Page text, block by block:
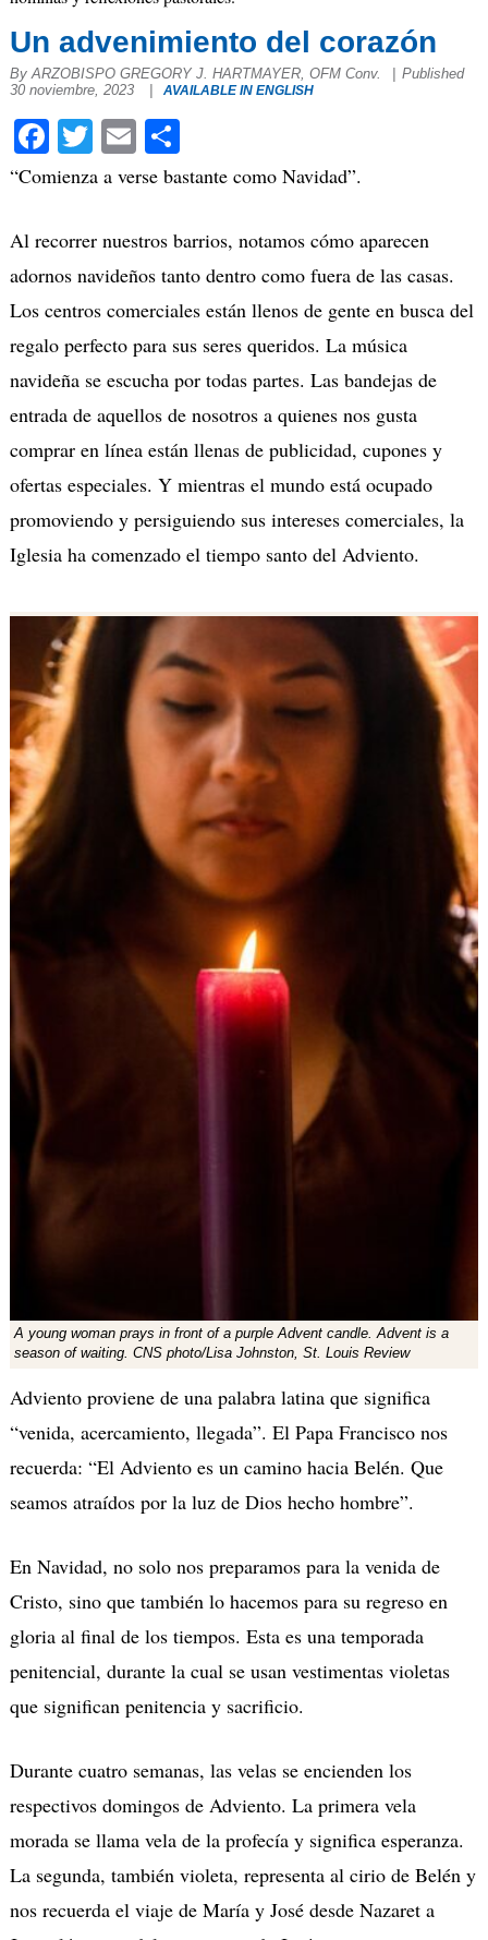
Un advenimiento del corazón
By ARZOBISPO GREGORY J. HARTMAYER, OFM Conv.
Published
30 noviembre, 2023
AVAILABLE IN ENGLISH
Facebook
Twitter
EmailCompartir
“Comienza a verse bastante como Navidad”.
Al recorrer nuestros barrios, notamos cómo aparecen
adornos navideños tanto dentro como fuera de las casas.
Los centros comerciales están llenos de gente en busca del
regalo perfecto para sus seres queridos. La música
navideña se escucha por todas partes. Las bandejas de
entrada de aquellos de nosotros a quienes nos gusta
comprar en línea están llenas de publicidad, cupones y
ofertas especiales. Y mientras el mundo está ocupado
promoviendo y persiguiendo sus intereses comerciales, la
Iglesia ha comenzado el tiempo santo del Adviento.
A young woman prays in front of a purple Advent candle. Advent is a
season of waiting. CNS photo/Lisa Johnston, St. Louis Review
Adviento proviene de una palabra latina que significa
“venida, acercamiento, llegada”. El Papa Francisco nos
recuerda: “El Adviento es un camino hacia Belén. Que
seamos atraídos por la luz de Dios hecho hombre”.
En Navidad, no solo nos preparamos para la venida de
Cristo, sino que también lo hacemos para su regreso en
gloria al final de los tiempos. Esta es una temporada
penitencial, durante la cual se usan vestimentas violetas
que significan penitencia y sacrificio.
Durante cuatro semanas, las velas se encienden los
respectivos domingos de Adviento. La primera vela
morada se llama vela de la profecía y significa esperanza.
La segunda, también violeta, representa al cirio de Belén y
nos recuerda el viaje de María y José desde Nazaret a